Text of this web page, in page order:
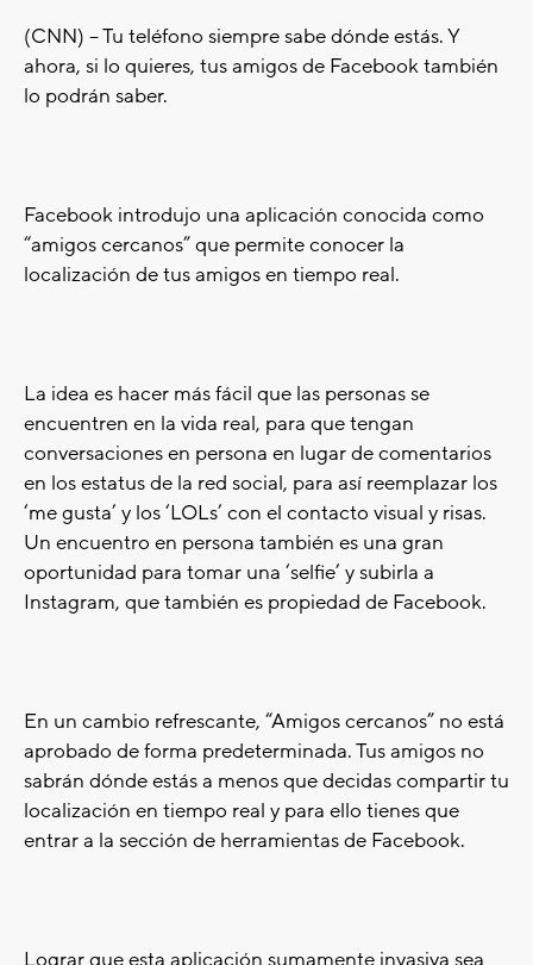
(CNN) -- Tu teléfono siempre sabe dónde estás. Y
ahora, si lo quieres, tus amigos de Facebook también
lo podrán saber.
Facebook introdujo una aplicación conocida como
“amigos cercanos” que permite conocer la
localización de tus amigos en tiempo real.
La idea es hacer más fácil que las personas se
encuentren en la vida real, para que tengan
conversaciones en persona en lugar de comentarios
en los estatus de la red social, para así reemplazar los
‘me gusta’ y los ‘LOLs’ con el contacto visual y risas.
Un encuentro en persona también es una gran
oportunidad para tomar una ‘selfie’ y subirla a
Instagram, que también es propiedad de Facebook.
En un cambio refrescante, “Amigos cercanos” no está
aprobado de forma predeterminada. Tus amigos no
sabrán dónde estás a menos que decidas compartir tu
localización en tiempo real y para ello tienes que
entrar a la sección de herramientas de Facebook.